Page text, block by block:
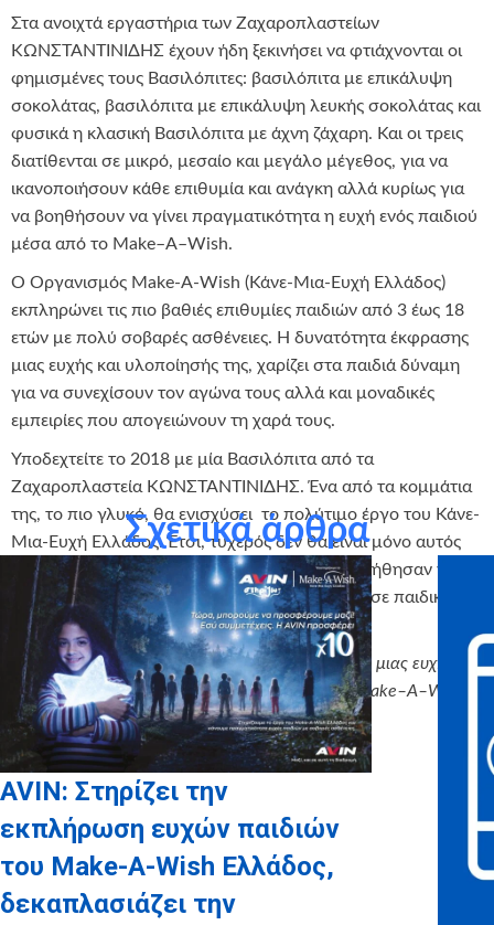
Στα ανοιχτά εργαστήρια των Ζαχαροπλαστείων
ΚΩΝΣΤΑΝΤΙΝΙΔΗΣ έχουν ήδη ξεκινήσει να φτιάχνονται οι
φημισμένες τους Βασιλόπιτες: βασιλόπιτα με επικάλυψη
σοκολάτας, βασιλόπιτα με επικάλυψη λευκής σοκολάτας και
φυσικά η κλασική Βασιλόπιτα με άχνη ζάχαρη. Και οι τρεις
διατίθενται σε μικρό, μεσαίο και μεγάλο μέγεθος, για να
ικανοποιήσουν κάθε επιθυμία και ανάγκη αλλά κυρίως για
να βοηθήσουν να γίνει πραγματικότητα η ευχή ενός παιδιού
μέσα από το Make–A–Wish.
Ο Οργανισμός Make-A-Wish (Κάνε-Μια-Ευχή Ελλάδος)
εκπληρώνει τις πιο βαθιές επιθυμίες παιδιών από 3 έως 18
ετών με πολύ σοβαρές ασθένειες. Η δυνατότητα έκφρασης
μιας ευχής και υλοποίησής της, χαρίζει στα παιδιά δύναμη
για να συνεχίσουν τον αγώνα τους αλλά και μοναδικές
εμπειρίες που απογειώνουν τη χαρά τους.
Υποδεχτείτε το 2018 με μία Βασιλόπιτα από τα
Ζαχαροπλαστεία ΚΩΝΣΤΑΝΤΙΝΙΔΗΣ. Ένα από τα κομμάτια
της, το πιο γλυκό, θα ενισχύσει το πολύτιμο έργο του Κάνε-
Μια-Ευχή Ελλάδος. Έτσι, τυχερός δεν θα είναι μόνο αυτός
που θα κερδίσει το φλουρί, αλλά όλοι γιατί βοήθησαν να
ζωγραφιστούν ακόμα περισσότερα χαμόγελα σε παιδικά
προσωπάκια.
Την Πρωτοχρονιά του 2018 μοιράσου τη δύναμη μιας ευχής
τα Ζαχαροπλαστεία ΚΩΝΣΤΑΝΤΙΝΙΔΗΣ και τοMake–A–Wish
Σχετικά άρθρα
AVIN: Στηρίζει την
εκπλήρωση ευχών παιδιών
του Make-A-Wish Ελλάδος,
δεκαπλασιάζει την